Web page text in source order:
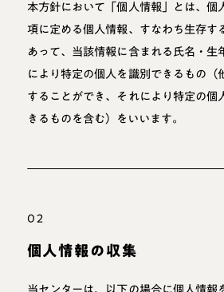
本方針において「個人情報」とは、個
項に定める個人情報、すなわち生存す
あって、当該情報に含まれる氏名・生
により特定の個人を識別できるもの（
することができ、それにより特定の個
きるものを含む）をいいます。
02
個人情報の収集
当センターは、以下の場合に個人情報